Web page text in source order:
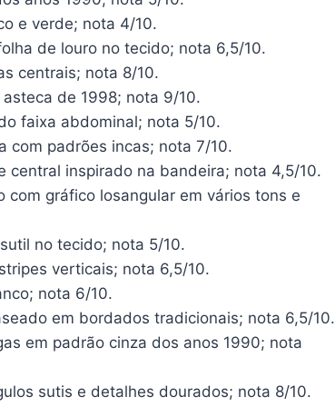
e verde; nota 4/10.
de louro no tecido; nota 6,5/10.
centrais; nota 8/10.
de 1998; nota 9/10.
faixa abdominal; nota 5/10.
com padrões incas; nota 7/10.
central inspirado na bandeira; nota 4,5/10.
com gráfico losangular em vários tons e
no tecido; nota 5/10.
verticais; nota 6,5/10.
nota 6/10.
em bordados tradicionais; nota 6,5/10.
em padrão cinza dos anos 1990; nota
sutis e detalhes dourados; nota 8/10.